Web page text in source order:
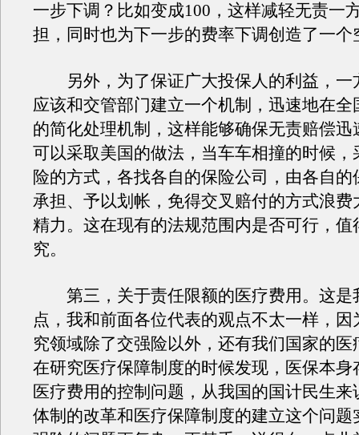
一步下调？比如变成100，这样减轻无责一
担，同时也为下一步的费率下调创造了一个
另外，为了保证广大投保人的利益，一
应该和交管部门建立一个机制，迅速地在全
的简化处理机制，这样能够确保无责赔偿迅
可以采取美国的做法，当车车相撞的时候，
险的方式，各找各自的保险公司，由各自的
承担、予以划帐，免得交叉赔付的方式浪费
精力。这在现有的法规范围内是否可行，值
究。
第三，关于责任限额的医疗费用。这是
点，我和前面各位代表的观点不太一样，因
究领域除了交强险以外，还有我们国家的医
在研究医疗保障制度的时候发现，医保本身
医疗费用的控制问题，从我国的国计民生来
体制的改革和医疗保障制度的建立这个问题